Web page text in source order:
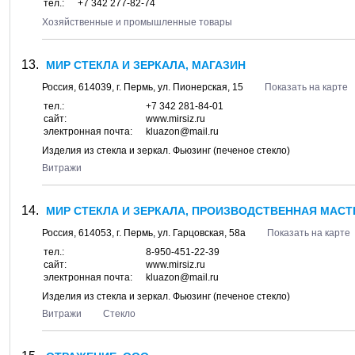
тел.:
+7 342 277-82-74
Хозяйственные и промышленные товары
МИР СТЕКЛА И ЗЕРКАЛА, МАГАЗИН
Россия, 614039, г. Пермь, ул. Пионерская, 15
Показать на карте
тел.:
+7 342 281-84-01
сайт:
www.mirsiz.ru
электронная почта:
kluazon@mail.ru
Изделия из стекла и зеркал. Фьюзинг (печеное стекло)
Витражи
МИР СТЕКЛА И ЗЕРКАЛА, ПРОИЗВОДСТВЕННАЯ
Россия, 614053, г. Пермь, ул. Гарцовская, 58а
Показать на карте
тел.:
8-950-451-22-39
сайт:
www.mirsiz.ru
электронная почта:
kluazon@mail.ru
Изделия из стекла и зеркал. Фьюзинг (печеное стекло)
Витражи
Стекло